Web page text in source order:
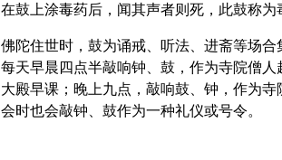
在鼓上涂毒药后，闻其声者则死，此鼓称为
佛陀住世时，鼓为诵戒、听法、进斋等场
每天早晨四点半敲响钟、鼓，作为寺院僧
大殿早课；晚上九点，敲响鼓、钟，作为
会时也会敲钟、鼓作为一种礼仪或号令。